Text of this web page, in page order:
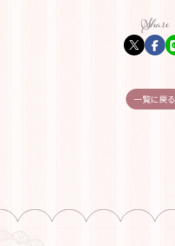
一覧に戻る